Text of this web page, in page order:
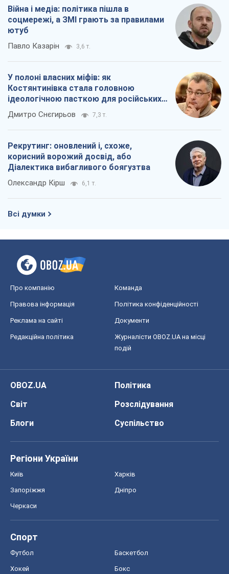
Війна і медіа: політика пішла в
соцмережі, а ЗМІ грають за правилами
ютуб
Павло Казарін 3,6 т.
У полоні власних міфів: як
Костянтинівка стала головною
ідеологічною пасткою для російських
окупантів
Дмитро Снєгирьов 7,3 т.
Рекрутинг: оновлений і, схоже,
корисний ворожий досвід, або
Діалектика вибагливого боягузтва
Олександр Кірш 6,1 т.
Всі думки
Про компанію Команда
Правова інформація Політика конфіденційності
Реклама на сайті Документи
Редакційна політика
Журналісти OBOZ.UA на місці
подій
OBOZ.UA
Політика
Світ
Розслідування
Блоги
Суспільство
Регіони України
Київ Харків
Запоріжжя Дніпро
Черкаси
Спорт
Футбол Баскетбол
Хокей Бокс